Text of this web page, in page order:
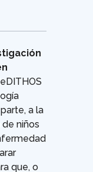
a la
niños
que, o